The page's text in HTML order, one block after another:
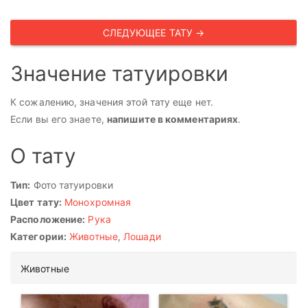
СЛЕДУЮЩЕЕ ТАТУ →
Значение татуировки
К сожалению, значения этой тату еще нет.
Если вы его знаете, напишите в комментариях.
О тату
Тип: Фото татуировки
Цвет тату: Монохромная
Расположение: Рука
Категории: Животные, Лошади
Животные